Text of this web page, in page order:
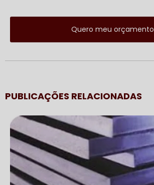
Quero meu orçamento
PUBLICAÇÕES RELACIONADAS